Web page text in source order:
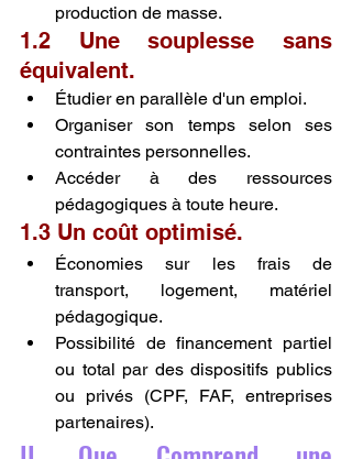
production de masse.
1.2 Une souplesse sans
équivalent.
Étudier en parallèle d'un emploi.
Organiser son temps selon ses
contraintes personnelles.
Accéder à des ressources
pédagogiques à toute heure.
1.3 Un coût optimisé.
Économies sur les frais de
transport, logement, matériel
pédagogique.
Possibilité de financement partiel
ou total par des dispositifs publics
ou privés (CPF, FAF, entreprises
partenaires).